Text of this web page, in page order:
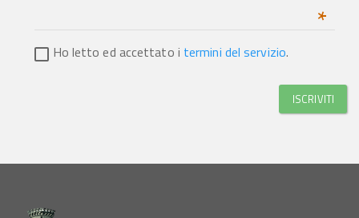
*
Ho letto ed accettato i termini del servizio.